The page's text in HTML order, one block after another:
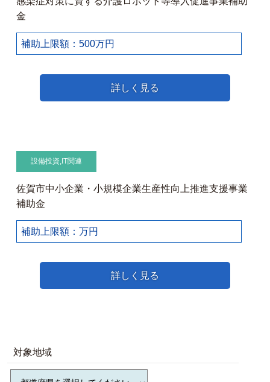
金
補助上限額：500万円
詳しく見る
設備投資, IT関連
佐賀市中小企業・小規模企業生産性向上推進支援事業
補助金
補助上限額：万円
詳しく見る
対象地域